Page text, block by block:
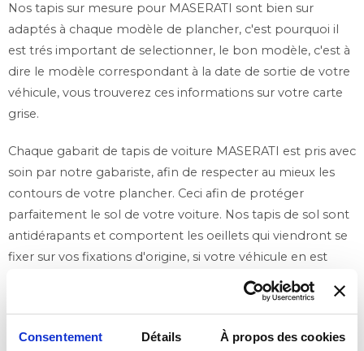
Consentement Détails À propos des cookies
Nos tapis sur mesure pour MASERATI sont bien sur
adaptés à chaque modèle de plancher, c'est pourquoi il
est trés important de selectionner, le bon modèle, c'est à
dire le modèle correspondant à la date de sortie de votre
véhicule, vous trouverez ces informations sur votre carte
grise.
Chaque gabarit de tapis de voiture MASERATI est pris avec
soin par notre gabariste, afin de respecter au mieux les
contours de votre plancher. Ceci afin de protéger
parfaitement le sol de votre voiture. Nos tapis de sol sont
antidérapants et comportent les oeillets qui viendront se
fixer sur vos fixations d'origine, si votre véhicule en est
pourvu. Si vous n'avez pas de fixations sur le plancher de
votre #MARQUE# et que vous souhaitez un modèle de
solution.